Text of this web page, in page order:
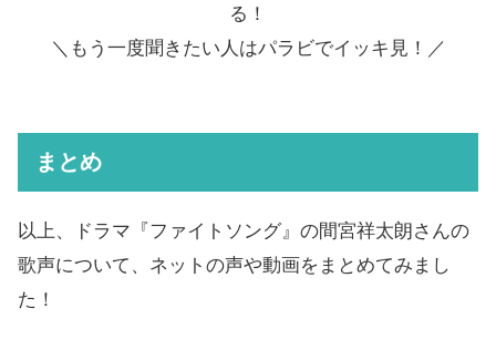
る！
＼もう一度聞きたい人はパラビでイッキ見！／
まとめ
以上、ドラマ『ファイトソング』の間宮祥太朗さんの
歌声について、ネットの声や動画をまとめてみまし
た！